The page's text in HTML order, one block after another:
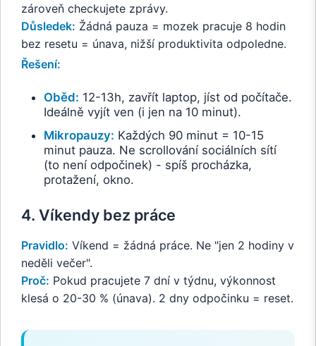
zároveň checkujete zprávy.
Důsledek: Žádná pauza = mozek pracuje 8 hodin
bez resetu = únava, nižší produktivita odpoledne.
Řešení:
Oběd: 12-13h, zavřít laptop, jíst od počítače.
Ideálně vyjít ven (i jen na 10 minut).
Mikropauzy: Každých 90 minut = 10-15
minut pauza. Ne scrollování sociálních sítí
(to není odpočinek) - spíš procházka,
protažení, okno.
4. Víkendy bez práce
Pravidlo: Víkend = žádná práce. Ne "jen 2 hodiny v
neděli večer".
Proč: Pokud pracujete 7 dní v týdnu, výkonnost
klesá o 20-30 % (únava). 2 dny odpočinku = reset.